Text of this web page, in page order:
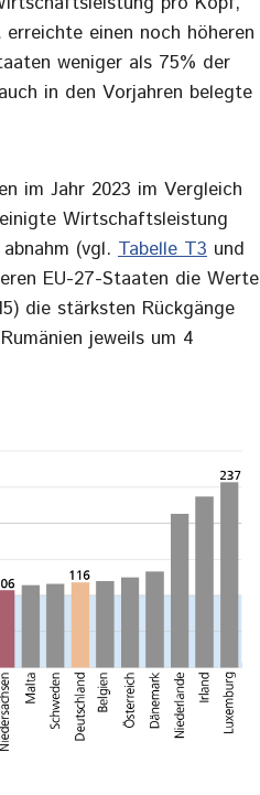
einen noch höheren
weniger als 75% der
in den Vorjahren belegte
im Jahr 2023 im Vergleich
Wirtschaftsleistung
(vgl. Tabelle T3 und
EU-27-Staaten die Werte
die stärksten Rückgänge
jeweils um 4